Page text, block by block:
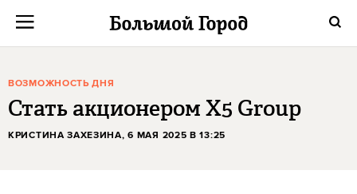
ВОЗМОЖНОСТЬ ДНЯ
Стать акционером X5 Group
КРИСТИНА ЗАХЕЗИНА, 6 МАЯ 2025 В 13:25